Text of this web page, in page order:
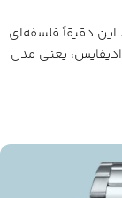
دقیقاً فلسفه‌ای
یعنی مدل